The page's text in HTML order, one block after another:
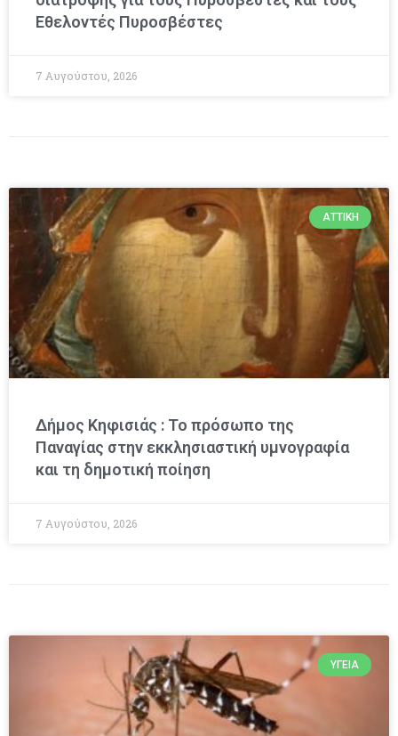
Εθελοντές Πυροσβέστες
7 Αυγούστου, 2026
ΑΤΤΙΚΉ
Δήμος Κηφισιάς : Το πρόσωπο της
Παναγίας στην εκκλησιαστική υμνογραφία
και τη δημοτική ποίηση
7 Αυγούστου, 2026
ΥΓΕΊΑ